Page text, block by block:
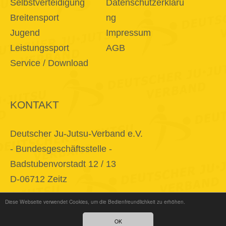
OK
Diese Webseite verwendet Cookies, um die Bedienfreundlichkeit zu erhöhen.
Selbstverteidigung
Breitensport
Jugend
Leistungssport
Service / Download
Datenschutzerkläru
ng
Impressum
AGB
KONTAKT
Deutscher Ju-Jutsu-Verband e.V.
- Bundesgeschäftsstelle -
Badstubenvorstadt 12 / 13
D-06712 Zeitz